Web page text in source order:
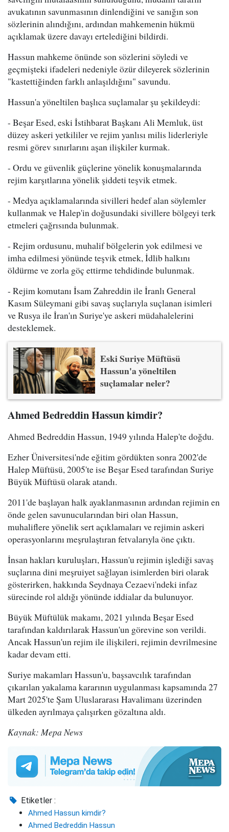
avukatının savunmasının dinlendiğini ve sanığın son
sözlerinin alındığını, ardından mahkemenin hükmü
açıklamak üzere davayı ertelediğini bildirdi.
Hassun mahkeme önünde son sözlerini söyledi ve
geçmişteki ifadeleri nedeniyle özür dileyerek sözlerinin
"kastettiğinden farklı anlaşıldığını" savundu.
Hassun'a yöneltilen başlıca suçlamalar şu şekildeydi:
- Beşar Esed, eski İstihbarat Başkanı Ali Memluk, üst
düzey askeri yetkililer ve rejim yanlısı milis liderleriyle
resmi görev sınırlarını aşan ilişkiler kurmak.
- Ordu ve güvenlik güçlerine yönelik konuşmalarında
rejim karşıtlarına yönelik şiddeti teşvik etmek.
- Medya açıklamalarında sivilleri hedef alan söylemler
kullanmak ve Halep'in doğusundaki sivillere bölgeyi terk
etmeleri çağrısında bulunmak.
- Rejim ordusunu, muhalif bölgelerin yok edilmesi ve
imha edilmesi yönünde teşvik etmek, İdlib halkını
öldürme ve zorla göç ettirme tehdidinde bulunmak.
- Rejim komutanı İsam Zahreddin ile İranlı General
Kasım Süleymani gibi savaş suçlarıyla suçlanan isimleri
ve Rusya ile İran'ın Suriye'ye askeri müdahalelerini
desteklemek.
Eski Suriye Müftüsü
Hassun'a yöneltilen
suçlamalar neler?
Ahmed Bedreddin Hassun kimdir?
Ahmed Bedreddin Hassun, 1949 yılında Halep'te doğdu.
Ezher Üniversitesi'nde eğitim gördükten sonra 2002'de
Halep Müftüsü, 2005'te ise Beşar Esed tarafından Suriye
Büyük Müftüsü olarak atandı.
2011'de başlayan halk ayaklanmasının ardından rejimin en
önde gelen savunucularından biri olan Hassun,
muhaliflere yönelik sert açıklamaları ve rejimin askeri
operasyonlarını meşrulaştıran fetvalarıyla öne çıktı.
İnsan hakları kuruluşları, Hassun'u rejimin işlediği savaş
suçlarına dini meşruiyet sağlayan isimlerden biri olarak
gösterirken, hakkında Seydnaya Cezaevi'ndeki infaz
sürecinde rol aldığı yönünde iddialar da bulunuyor.
Büyük Müftülük makamı, 2021 yılında Beşar Esed
tarafından kaldırılarak Hassun'un görevine son verildi.
Ancak Hassun'un rejim ile ilişkileri, rejimin devrilmesine
kadar devam etti.
Suriye makamları Hassun'u, başsavcılık tarafından
çıkarılan yakalama kararının uygulanması kapsamında 27
Mart 2025'te Şam Uluslararası Havalimanı üzerinden
ülkeden ayrılmaya çalışırken gözaltına aldı.
Kaynak: Mepa News
Etiketler :
Ahmed Hassun kimdir?
Ahmed Bedreddin Hassun